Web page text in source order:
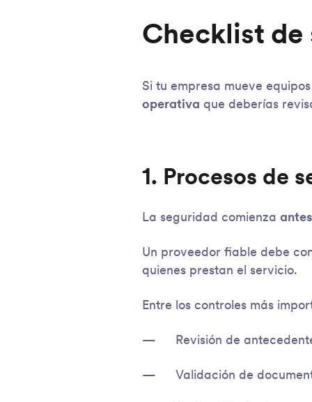
Checklist
Si tu empresa mueve
operativa que deberías
1. Procesos de
La seguridad comienza
Un proveedor fiable debe
quienes prestan el servicio.
Entre los controles más
Revisión de
Validación de